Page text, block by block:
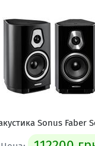
Sonus Faber